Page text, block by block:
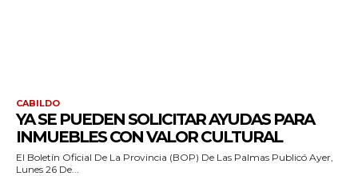
CABILDO
YA SE PUEDEN SOLICITAR AYUDAS PARA
INMUEBLES CON VALOR CULTURAL
El Boletín Oficial De La Provincia (BOP) De Las Palmas Publicó Ayer,
Lunes 26 De...